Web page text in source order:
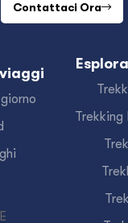
Contattaci Ora
Trekking